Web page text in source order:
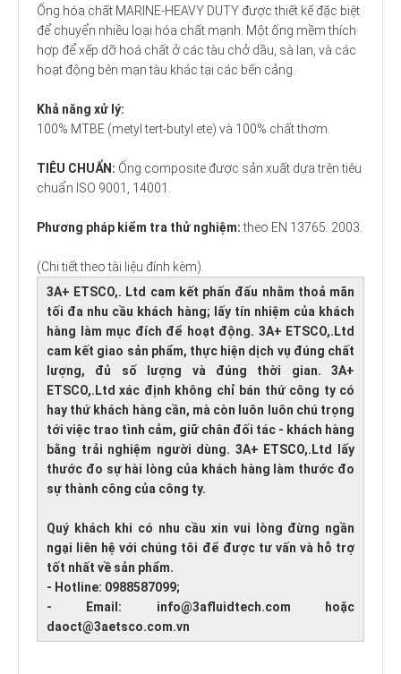
Ống hóa chất MARINE-HEAVY DUTY được thiết kế đặc biệt
để chuyển nhiều loại hóa chất mạnh. Một ống mềm thích
hợp để xếp dỡ hoá chất ở các tàu chở dầu, sà lan, và các
hoạt động bên mạn tàu khác tại các bến cảng.
Khả năng xử lý:
100% MTBE (metyl tert-butyl ete) và 100% chất thơm.
TIÊU CHUẨN: Ống composite được sản xuất dựa trên tiêu
chuẩn ISO 9001, 14001.
Phương pháp kiểm tra thử nghiệm:theo EN 13765: 2003.
(Chi tiết theo tài liệu đính kèm).
3A+ ETSCO,. Ltd cam kết phấn đấu nhằm thoả mãn
tối đa nhu cầu khách hàng; lấy tín nhiệm của khách
hàng làm mục đích để hoạt động. 3A+ ETSCO,.Ltd
cam kết giao sản phẩm, thực hiện dịch vụ đúng chất
lượng, đủ số lượng và đúng thời gian. 3A+
ETSCO,.Ltd xác định không chỉ bán thứ công ty có
hay thứ khách hàng cần, mà còn luôn luôn chú trọng
tới việc trao tình cảm, giữ chân đối tác - khách hàng
bằng trải nghiệm người dùng. 3A+ ETSCO,.Ltd lấy
thước đo sự hài lòng của khách hàng làm thước đo
sự thành công của công ty.
Quý khách khi có nhu cầu xin vui lòng đừng ngần
ngại liên hệ với chúng tôi để được tư vấn và hỗ trợ
tốt nhất về sản phẩm.
- Hotline: 0988587099;
- Email: info@3afluidtech.com hoặc
daoct@3aetsco.com.vn